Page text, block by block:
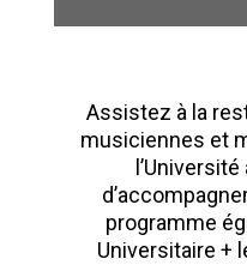
Assistez à la
musiciennes et
programme
Universitaire +